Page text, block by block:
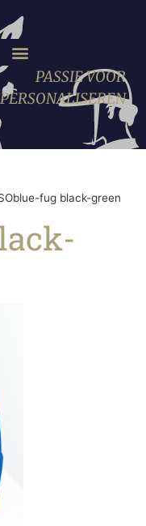
PASSIE VOOR
PERSONALISEREN
fug black-green